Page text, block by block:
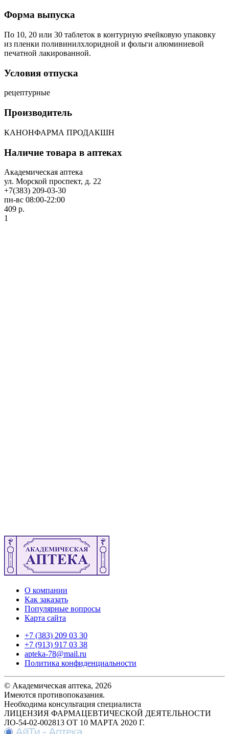
Форма выпуска
По 10, 20 или 30 таблеток в контурную ячейковую упаковку
из пленки поливинилхлоридной и фольги алюминиевой
печатной лакированной.
Условия отпуска
рецептурные
Производитель
КАНОНФАРМА ПРОДАКШН
Наличие товара в аптеках
Академическая аптека
ул. Морской проспект, д. 22
+7(383) 209-03-30
пн-вс 08:00-22:00
409 р.
1
О компании
Как заказать
Популярные вопросы
Карта сайта
+7 (383) 209 03 30
+7 (913) 917 03 38
apteka-78@mail.ru
Политика конфиденциальности
© Академическая аптека, 2026
Имеются противопоказания.
Необходима консультация специалиста
ЛИЦЕНЗИЯ ФАРМАЦЕВТИЧЕСКОЙ ДЕЯТЕЛЬНОСТИ
ЛО-54-02-002813 ОТ 10 МАРТА 2020 Г.